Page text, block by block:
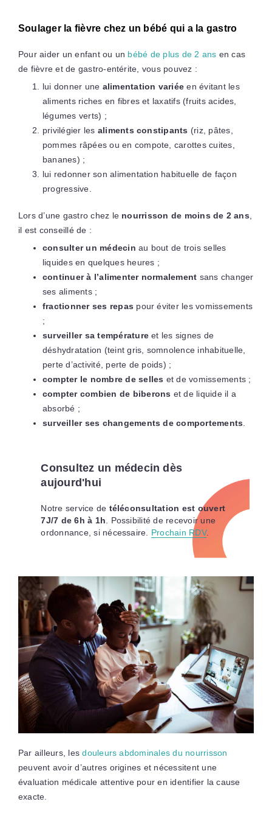
Soulager la fièvre chez un bébé qui a la gastro
Pour aider un enfant ou un bébé de plus de 2 ans en cas
de fièvre et de gastro-entérite, vous pouvez :
lui donner une alimentation variée en évitant les
aliments riches en fibres et laxatifs (fruits acides,
légumes verts) ;
privilégier les aliments constipants (riz, pâtes,
pommes râpées ou en compote, carottes cuites,
bananes) ;
lui redonner son alimentation habituelle de façon
progressive.
Lors d’une gastro chez le nourrisson de moins de 2 ans
il est conseillé de :
consulter un médecin au bout de trois selles
liquides en quelques heures ;
continuer à l’alimenter normalement sans changer
ses aliments ;
fractionner ses repas pour éviter les vomissements
;
surveiller sa températureet les signes de
déshydratation (teint gris, somnolence inhabituelle,
perte d’activité, perte de poids) ;
compter le nombre de selles et de vomissements ;
compter combien de biberons et de liquide il a
absorbé ;
surveiller ses changements de comportements
Consultez un médecin dès
aujourd'hui
Notre service de téléconsultation est ouvert
7J/7 de 6h à 1h . Possibilité de recevoir une
ordonnance, si nécessaire. Prochain RDV.
Par ailleurs, lesdouleurs abdominales du nourrisson
peuvent avoir d’autres origines et nécessitent une
évaluation médicale attentive pour en identifier la cause
exacte.